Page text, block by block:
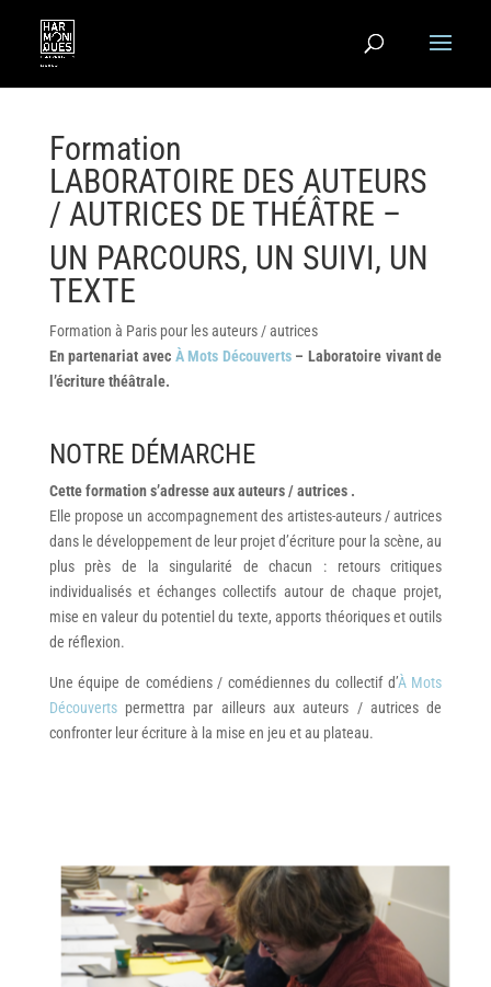
Formation
LABORATOIRE DES AUTEURS
/ AUTRICES DE THÉÂTRE –
UN PARCOURS, UN SUIVI, UN
TEXTE
Formation à Paris pour les auteurs / autrices
En partenariat avec À Mots Découverts – Laboratoire vivant de
l’écriture théâtrale.
NOTRE DÉMARCHE
Cette formation s’adresse auxauteurs / autrices .
Elle propose un accompagnement des artistes-auteurs / autrices
dans le développement de leur projet d’écriture pour la scène, au
plus près de la singularité de chacun : retours critiques
individualisés et échanges collectifs autour de chaque projet,
mise en valeur du potentiel du texte, apports théoriques et outils
de réflexion.
Une équipe de comédiens / comédiennes du collectif d’À Mots
Découvertspermettra par ailleurs aux auteurs / autrices de
confronter leur écriture à la mise en jeu et au plateau.